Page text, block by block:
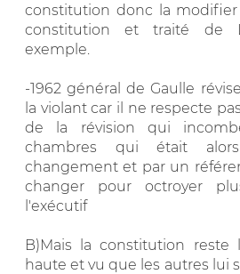
constitution donc la
constitution et traité de
exemple.
-1962 général de Gaulle
la violant car il ne respecte
de la révision qui
chambres qui était
changement et par un
changer pour octroyer
l'exécutif
B)Mais la constitution reste
haute et vu que les autres lui